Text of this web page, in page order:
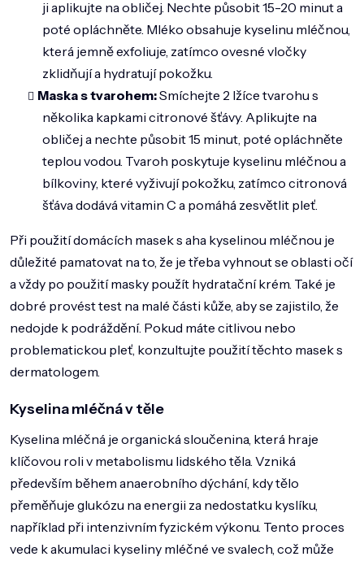
ji aplikujte na obličej. Nechte působit 15-20 minut a
poté opláchněte. Mléko obsahuje kyselinu mléčnou,
která jemně exfoliuje, zatímco ovesné vločky
zklidňují a hydratují pokožku.
Maska s tvarohem:Smíchejte 2 lžíce tvarohu s
několika kapkami citronové šťávy. Aplikujte na
obličej a nechte působit 15 minut, poté opláchněte
teplou vodou. Tvaroh poskytuje kyselinu mléčnou a
bílkoviny, které vyživují pokožku, zatímco citronová
šťáva dodává vitamin C a pomáhá zesvětlit pleť.
Při použití domácích masek s aha kyselinou mléčnou je
důležité pamatovat na to, že je třeba vyhnout se oblasti očí
a vždy po použití masky použít hydratační krém. Také je
dobré provést test na malé části kůže, aby se zajistilo, že
nedojde k podráždění. Pokud máte citlivou nebo
problematickou pleť, konzultujte použití těchto masek s
dermatologem.
Kyselina mléčná v těle
Kyselina mléčná je organická sloučenina, která hraje
klíčovou roli v metabolismu lidského těla. Vzniká
především během anaerobního dýchání, kdy tělo
přeměňuje glukózu na energii za nedostatku kyslíku,
například při intenzivním fyzickém výkonu. Tento proces
vede k akumulaci kyseliny mléčné ve svalech, což může